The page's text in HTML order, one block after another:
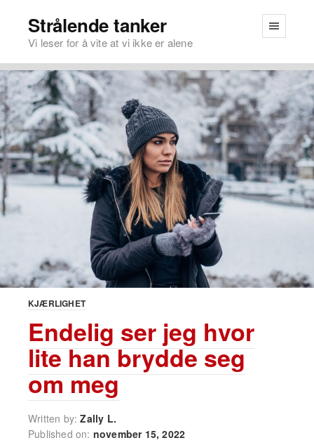
Strålende tanker
Vi leser for å vite at vi ikke er alene
KJÆRLIGHET
Endelig ser jeg hvor
lite han brydde seg
om meg
Written by:Zally L.
Published on: november 15, 2022